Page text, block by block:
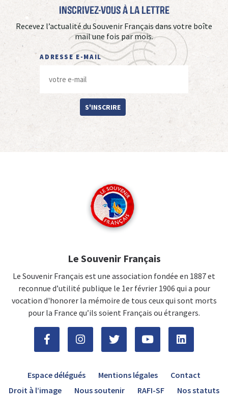
Inscrivez-vous à La Lettre
Recevez l’actualité du Souvenir Français dans votre boîte
mail une fois par mois.
ADRESSE E-MAIL
S'INSCRIRE
Le Souvenir Français
Le Souvenir Français est une association fondée en 1887 et
reconnue d’utilité publique le 1er février 1906 qui a pour
vocation d'honorer la mémoire de tous ceux qui sont morts
pour la France qu’ils soient Français ou étrangers.
Espace délégués Mentions légales
Contact
Droit à l’image
Nous soutenir RAFI-SF Nos statuts